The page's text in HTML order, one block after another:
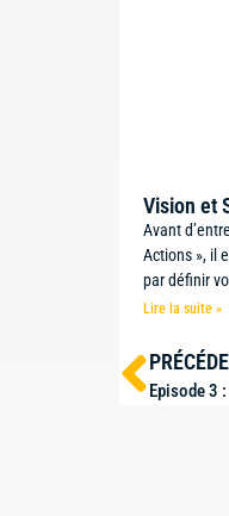
Vision et
Avant
Actions », il
par définir
Lire la suite »